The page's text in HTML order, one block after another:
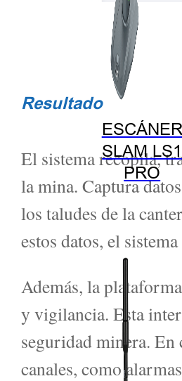
ESCÁNER
SLAM LS1
PRO
Resultado
El sistema recopila,
la mina. Captura
los taludes de la
estos datos, el
Además, la
y vigilancia. Esta
seguridad minera. En
canales, como